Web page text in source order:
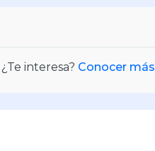
¿Te interesa? Conocer más